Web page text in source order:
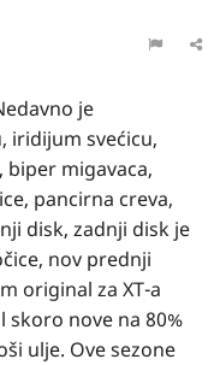
je
iridijum svećicu,
biper migavaca,
pancirna creva,
disk, zadnji disk je
nov prednji
original za XT-a
nove na 80%
ulje. Ove sezone